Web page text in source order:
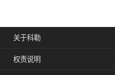
关于科勒
权责说明